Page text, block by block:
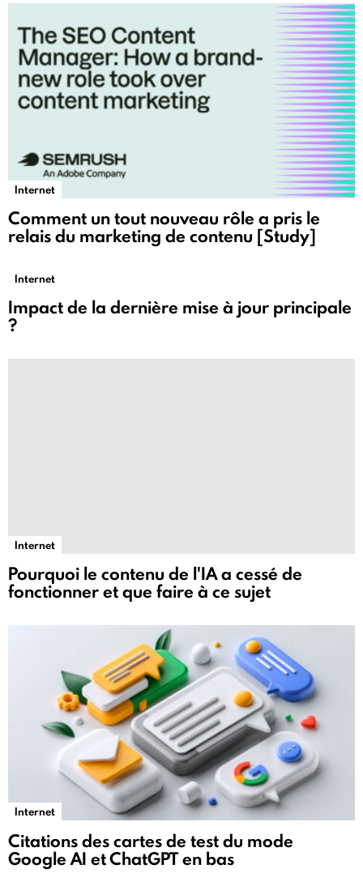
Internet
Comment un tout nouveau rôle a pris le
relais du marketing de contenu [Study]
Internet
Impact de la dernière mise à jour principale
?
Internet
Pourquoi le contenu de l'IA a cessé de
fonctionner et que faire à ce sujet
Internet
Citations des cartes de test du mode
Google AI et ChatGPT en bas